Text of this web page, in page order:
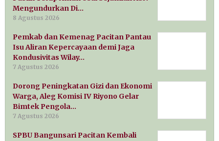
Mengundurkan Di…
8 Agustus 2026
Pemkab dan Kemenag Pacitan Pantau
Isu Aliran Kepercayaan demi Jaga
Kondusivitas Wilay…
7 Agustus 2026
Dorong Peningkatan Gizi dan Ekonomi
Warga, Aleg Komisi IV Riyono Gelar
Bimtek Pengola…
7 Agustus 2026
SPBU Bangunsari Pacitan Kembali